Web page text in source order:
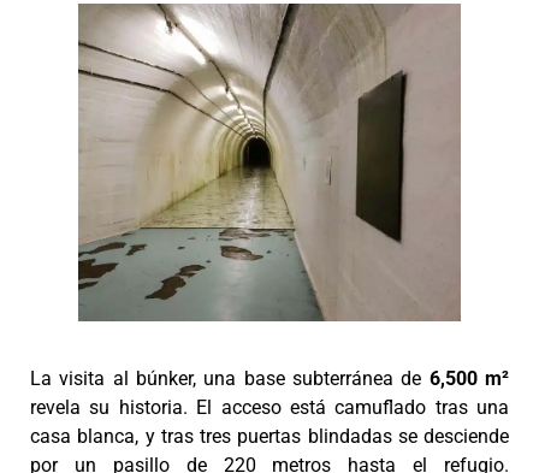
La visita al búnker, una base subterránea de 6,500 m²
revela su historia. El acceso está camuflado tras una
casa blanca, y tras tres puertas blindadas se desciende
por un pasillo de 220 metros hasta el refugio.